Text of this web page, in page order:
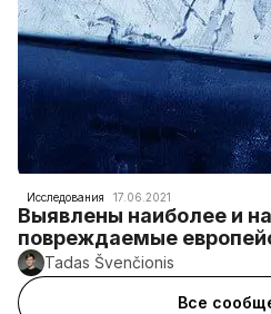
Исследования 17.06.2021
Выявлены наиболее и
повреждаемые
Tadas Švenčionis
Все